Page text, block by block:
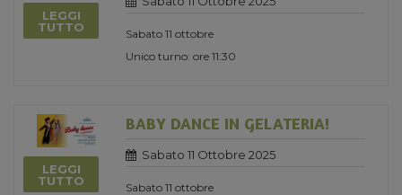
LEGGI
TUTTO
Sabato 11 ottobre
Unico turno: ore 11:30
LEGGI
TUTTO
BABY DANCE IN GELATERIA!
Sabato 11 Ottobre 2025
Sabato 11 ottobre